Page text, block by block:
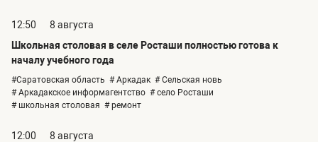
12:50
8 августа
Школьная столовая в селе Росташи полностью готова к
началу учебного года
#Саратовская область # Аркадак # Сельская новь
# Аркадакское информагентство # село Росташи
# школьная столовая # ремонт
12:00
8 августа